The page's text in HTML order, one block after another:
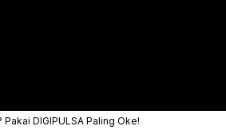
DIGIPULSA Paling Oke!